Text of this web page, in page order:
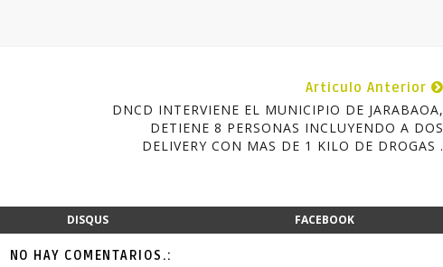
Articulo Anterior
DNCD INTERVIENE EL MUNICIPIO DE JARABAOA,
DETIENE 8 PERSONAS INCLUYENDO A DOS
DELIVERY CON MAS DE 1 KILO DE DROGAS .
DISQUS FACEBOOK
NO HAY COMENTARIOS.: